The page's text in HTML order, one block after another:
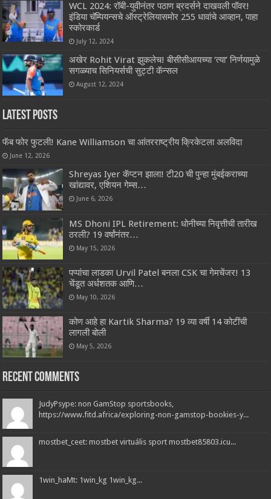
WCL 2024: रॉबी-युवीनंतर पठाण ब्रदर्सने दाखवली पॉवर!
इंडिया चॅम्पियन्सचे ऑस्ट्रेलियासमोर 255 धावांचे आव्हान, पाहा
स्कोरकार्ड
July 12, 2024
अखेर Rohit Virat झुकलेच! बीसीसीआयच्या ‘त्या’ निर्णयामुळे
सगळ्याच सिनियर्सची सुट्टी कॅन्सल
August 12, 2024
Latest Posts
फॅब फोर फुटली! Kane Williamson चा आंतरराष्ट्रीय क्रिकेटला अलविदा
June 12, 2026
Shreyas Iyer कॅप्टन झाला! टी20 ची पुन्हा मुंबईकराच्या
खांद्यावर, एशियन गेम्स…
June 6, 2026
MS Dhoni IPL Retirement: धोनीच्या निवृत्तीची तारीख
ठरली? 19 वर्षांनंतर…
May 15, 2026
पप्पांचा लाडका Urvil Patel बनला CSK चा गेमचेंजर! 13
चेंडूत अर्धशतक आणि…
May 10, 2026
कोण आहे हा Kartik Sharma? 19 व्या वर्षी 14 कोटींची
लागली बोली
May 5, 2026
Recent Comments
JudyPsype: non GamStop sportsbooks,
https://www.fitd.africa/exploring-non-gamstop-bookies-y...
mostbet_ceet: mostbet virtuális sport mostbet85803.icu...
1win_haMt: 1win_kg 1win_kg...